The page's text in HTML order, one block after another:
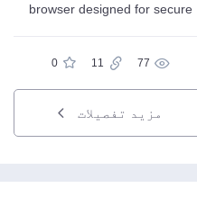
browser designed for secure
77
11
0
مزید تفصیلات